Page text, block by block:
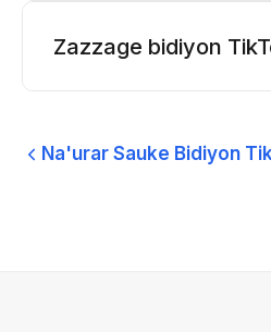
Zazzage bidiyon
Na'urar Sauke Bidiyon